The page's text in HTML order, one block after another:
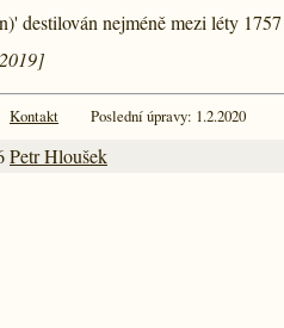
destilován nejméně mezi léty
Kontakt Poslední úpravy: 1.2.2020
Petr Hloušek